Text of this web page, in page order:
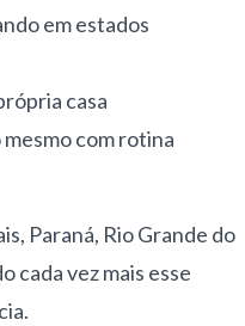
em estados
casa
com rotina
Paraná, Rio Grande do
cada vez mais esse